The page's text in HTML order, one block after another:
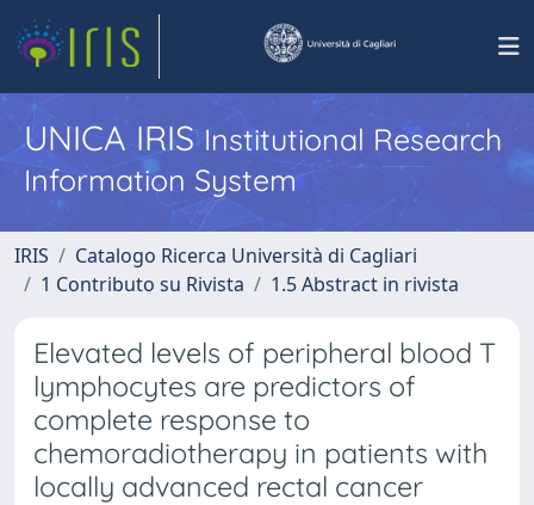
UNICA IRISInstitutional Research
Information System
IRIS
Catalogo Ricerca Università di Cagliari
1 Contributo su Rivista
1.5 Abstract in rivista
Elevated levels of peripheral blood T
lymphocytes are predictors of
complete response to
chemoradiotherapy in patients with
locally advanced rectal cancer